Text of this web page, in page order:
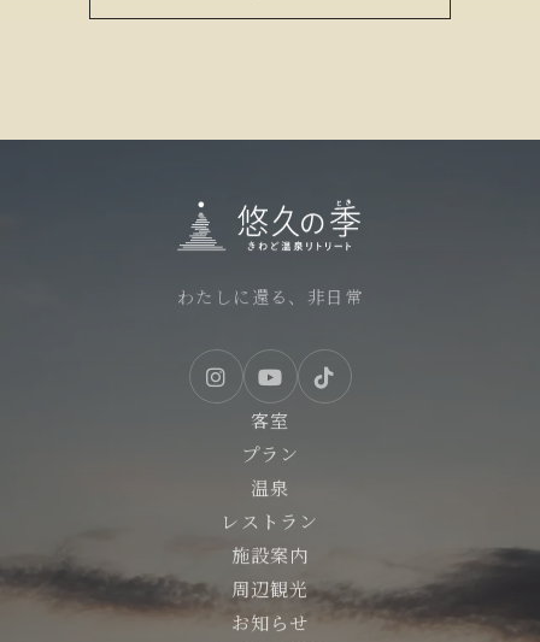
わたしに還る、非日常
客室
プラン
温泉
レストラン
施設案内
周辺観光
お知らせ